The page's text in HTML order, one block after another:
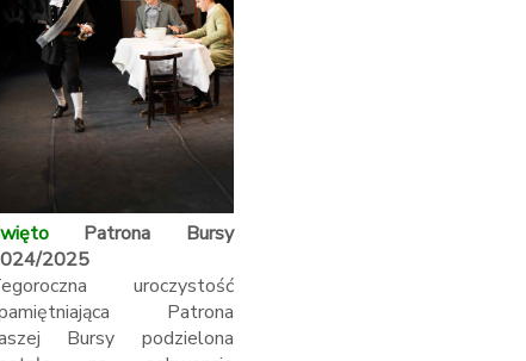
Patrona Bursy
2025
uroczystość
Patrona
Bursy podzielona